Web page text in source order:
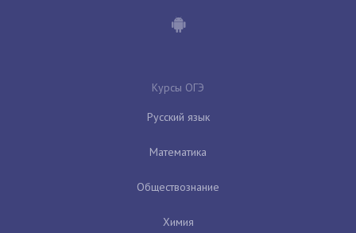
Курсы ОГЭ
Русский язык
Математика
Обществознание
Химия